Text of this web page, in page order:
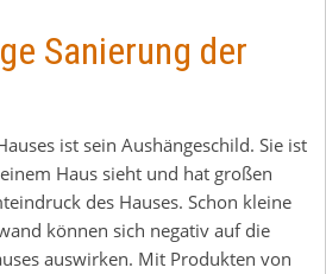
Sanierung der
ist sein Aushängeschild. Sie ist
Haus sieht und hat großen
des Hauses. Schon kleine
können sich negativ auf die
auswirken. Mit Produkten von